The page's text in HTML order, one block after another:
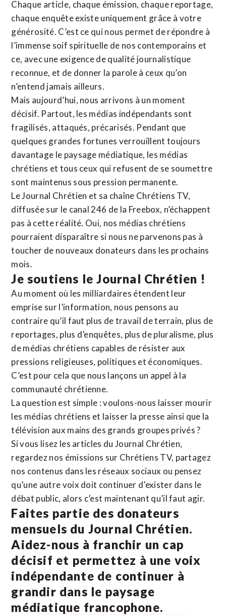
Chaque article, chaque émission, chaque reportage,
chaque enquête existe uniquement grâce à votre
générosité. C’est ce qui nous permet de répondre à
l’immense soif spirituelle de nos contemporains et
ce, avec une exigence de qualité journalistique
reconnue, et de donner la parole à ceux qu’on
n’entend jamais ailleurs.
Mais aujourd’hui, nous arrivons à un moment
décisif. Partout, les médias indépendants sont
fragilisés, attaqués, précarisés. Pendant que
quelques grandes fortunes verrouillent toujours
davantage le paysage médiatique, les médias
chrétiens et tous ceux qui refusent de se soumettre
sont maintenus sous pression permanente.
Le Journal Chrétien et sa chaîne Chrétiens TV,
diffusée sur le canal 246 de la Freebox, n’échappent
pas à cette réalité. Oui, nos médias chrétiens
pourraient disparaître si nous ne parvenons pas à
toucher de nouveaux donateurs dans les prochains
mois.
Je soutiens le Journal Chrétien !
Au moment où les milliardaires étendent leur
emprise sur l’information, nous pensons au
contraire qu’il faut plus de travail de terrain, plus de
reportages, plus d’enquêtes, plus de pluralisme, plus
de médias chrétiens capables de résister aux
pressions religieuses, politiques et économiques.
C’est pour cela que nous lançons un appel à la
communauté chrétienne.
La question est simple : voulons-nous laisser mourir
les médias chrétiens et laisser la presse ainsi que la
télévision aux mains des grands groupes privés ?
Si vous lisez les articles du Journal Chrétien,
regardez nos émissions sur Chrétiens TV, partagez
nos contenus dans les réseaux sociaux ou pensez
qu’une autre voix doit continuer d’exister dans le
débat public, alors c’est maintenant qu’il faut agir.
Faites partie des donateurs
mensuels du Journal Chrétien.
Aidez-nous à franchir un cap
décisif et permettez à une voix
indépendante de continuer à
grandir dans le paysage
médiatique francophone.